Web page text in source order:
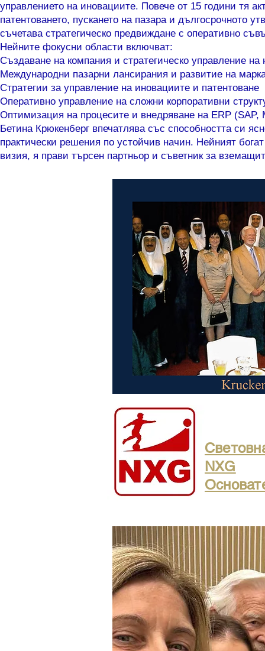
управлението на иновациите. Повече от 15 години тя
патентоването, пускането на пазара и дългосрочното
съчетава стратегическо предвиждане с оперативно
Нейните фокусни области включват:
Създаване на компания и стратегическо управление
Международни пазарни лансирания и развитие на
Стратегии за управление на иновациите и патентоване
Оперативно управление на сложни корпоративни
Оптимизация на процесите и внедряване на ERP (SAP,
Бетина Крюкенберг впечатлява със способността си
практически решения по устойчив начин. Нейният
визия, я прави търсен партньор и съветник за
NXG